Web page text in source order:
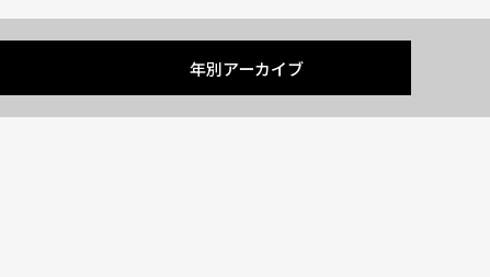
年別アーカイブ